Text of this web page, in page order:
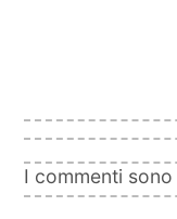
I commenti sono